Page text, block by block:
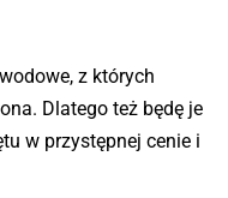
z których
Dlatego też będę je
w przystępnej cenie i